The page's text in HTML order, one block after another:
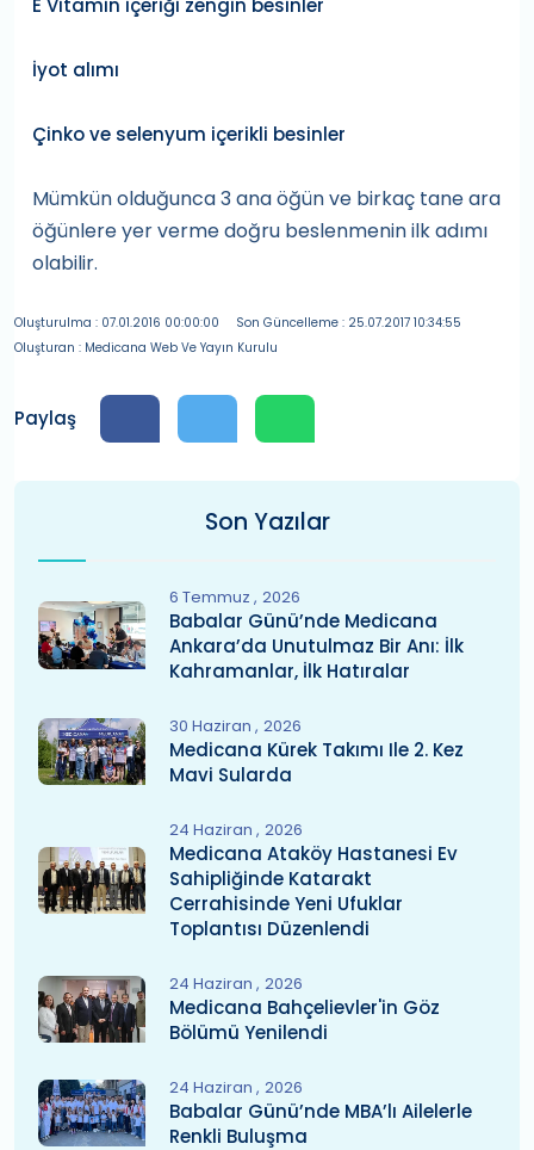
E Vitamin içeriği zengin besinler
İyot alımı
Çinko ve selenyum içerikli besinler
Mümkün olduğunca 3 ana öğün ve birkaç tane ara
öğünlere yer verme doğru beslenmenin ilk adımı
olabilir.
Oluşturulma : 07.01.2016 00:00:00
Son Güncelleme : 25.07.2017 10:34:55
Oluşturan : Medicana Web Ve Yayın Kurulu
Paylaş
Son Yazılar
6 Temmuz 2026
Babalar Günü’nde Medicana
Ankara’da Unutulmaz Bir Anı: İlk
Kahramanlar, İlk Hatıralar
30 Haziran 2026
Medicana Kürek Takımı Ile 2. Kez
Mavi Sularda
24 Haziran 2026
Medicana Ataköy Hastanesi Ev
Sahipliğinde Katarakt
Cerrahisinde Yeni Ufuklar
Toplantısı Düzenlendi
24 Haziran 2026
Medicana Bahçelievler'in Göz
Bölümü Yenilendi
24 Haziran 2026
Babalar Günü’nde MBA’lı Ailelerle
Renkli Buluşma